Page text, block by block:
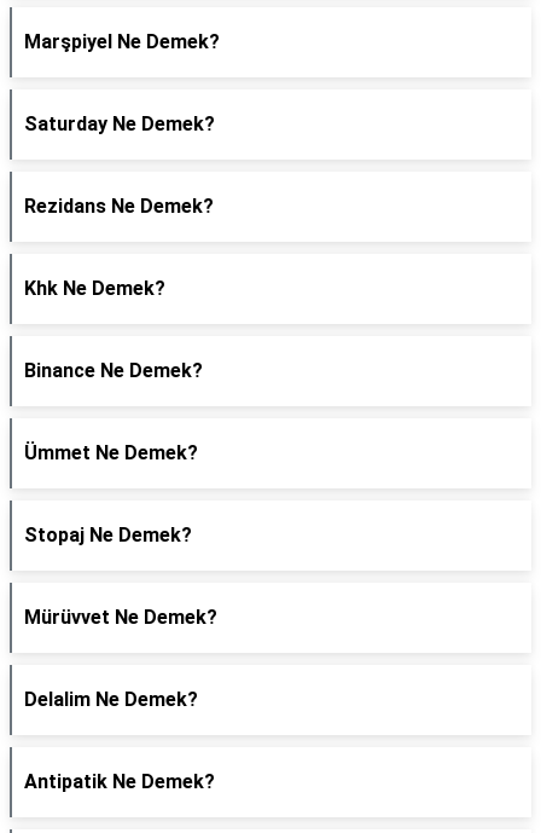
Marşpiyel Ne Demek?
Saturday Ne Demek?
Rezidans Ne Demek?
Khk Ne Demek?
Binance Ne Demek?
Ümmet Ne Demek?
Stopaj Ne Demek?
Mürüvvet Ne Demek?
Delalim Ne Demek?
Antipatik Ne Demek?